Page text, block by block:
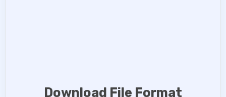
Download File Format